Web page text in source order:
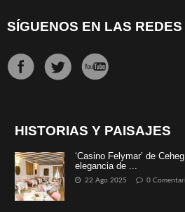
SÍGUENOS EN LAS
HISTORIAS Y PAISAJES
‘Casino Felymar’ de
elegancia de ...
22 Ago 2025 0